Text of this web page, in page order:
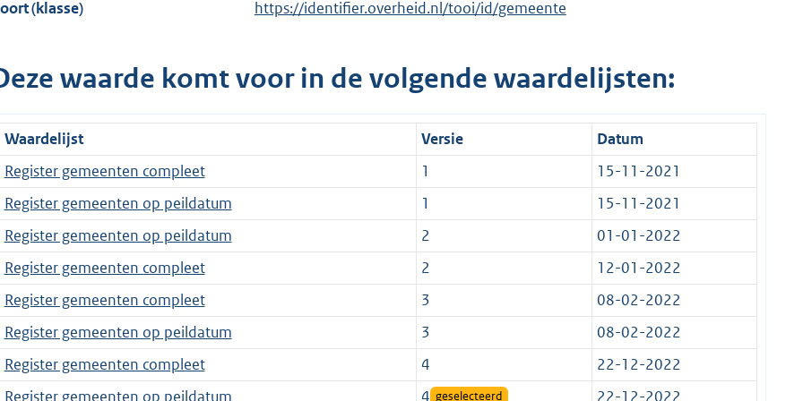
(klasse) https://identifier.overheid.nl/tooi/id/gemeente
waarde komt voor in de volgende waardelijsten:
Waardelijst Versie
Datum
Register gemeenten compleet
1
15-11-2021
Register gemeenten op peildatum
1
15-11-2021
Register gemeenten op peildatum
2
01-01-2022
Register gemeenten compleet
2
12-01-2022
Register gemeenten compleet
3
08-02-2022
Register gemeenten op peildatum
3
08-02-2022
Register gemeenten compleet
4
22-12-2022
Register gemeenten op peildatum
4 geselecteerd 22-12-2022